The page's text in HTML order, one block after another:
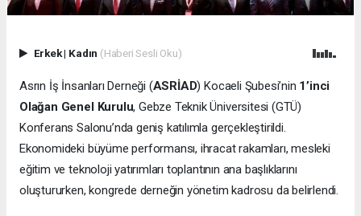
Erkek| Kadın (Haberi Sesli Oku)
Asrın İş İnsanları Derneği (ASRİAD) Kocaeli Şubesi’nin 1’inci
Olağan Genel Kurulu, Gebze Teknik Üniversitesi (GTÜ)
Konferans Salonu’nda geniş katılımla gerçekleştirildi.
Ekonomideki büyüme performansı, ihracat rakamları, mesleki
eğitim ve teknoloji yatırımları toplantının ana başlıklarını
oluştururken, kongrede derneğin yönetim kadrosu da belirlendi.